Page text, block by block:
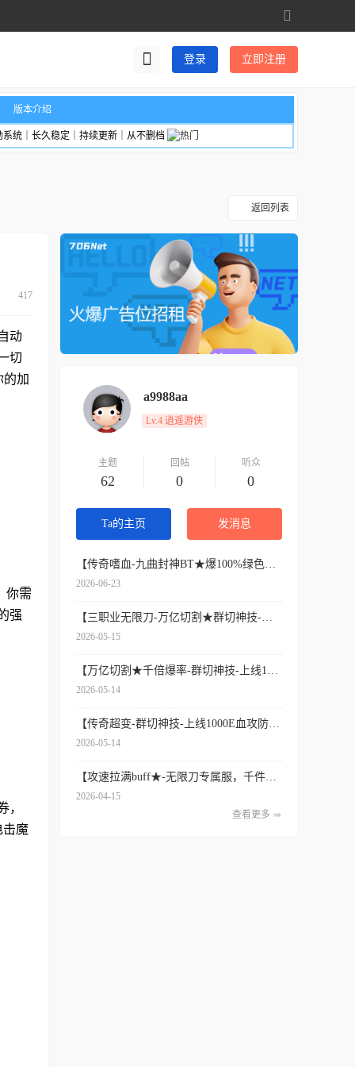
切
换
到
宽
登录 立即注册
版本介绍
统｜长久稳定｜持续更新｜从不删档
返回列表
417
动
切
加
你需
强
，
击魔
a9988aa
Lv.4 逍遥游侠
主题
62
回帖
0
听众
0
Ta的主页 发消息
2026-06-23
2026-05-15
2026-05-14
2026-05-14
2026-04-15
查看更多